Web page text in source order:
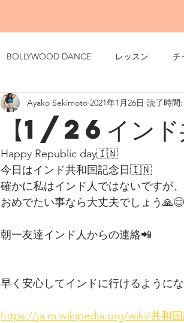
BOLLYWOOD DANCE レッスン チ
【1/26イン
Ayako Sekimoto 2021年1月26日 読了時間
Happy Republic day🇮🇳
今日はインド共和国記念日🇮🇳
確かに私はインド人ではないですが、
おめでたい事なら大丈夫でしょう🙏😊
朝一友達インド人からの連絡📲
早く安心してインドに行けるようにな
https://ja.m.wikipedia.org/wiki/共和国